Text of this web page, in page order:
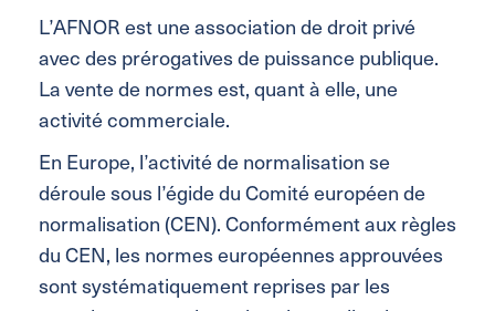
L’AFNOR est une association de droit privé
avec des prérogatives de puissance publique.
La vente de normes est, quant à elle, une
activité commerciale.
En Europe, l’activité de normalisation se
déroule sous l’égide du Comité européen de
normalisation (CEN). Conformément aux règles
du CEN, les normes européennes approuvées
sont systématiquement reprises par les